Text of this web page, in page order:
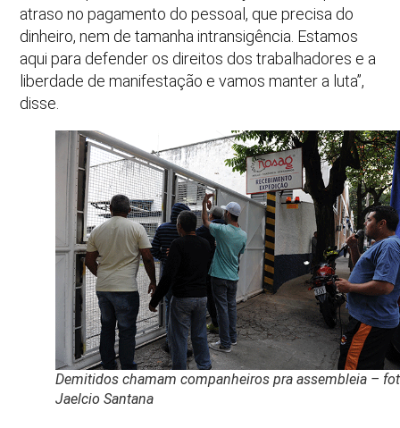
atraso no pagamento do pessoal, que precisa do
dinheiro, nem de tamanha intransigência. Estamos
aqui para defender os direitos dos trabalhadores e a
liberdade de manifestação e vamos manter a luta”,
disse.
Demitidos chamam companheiros pra assembleia –
Jaelcio Santana